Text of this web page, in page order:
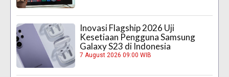
Inovasi Flagship 2026 Uji
Kesetiaan Pengguna Samsung
Galaxy S23 di Indonesia
7 August 2026 09:00 WIB